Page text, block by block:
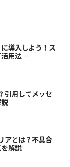
導入しよう！ス
活用法…
引用してメッセ
アとは？不具合
解説